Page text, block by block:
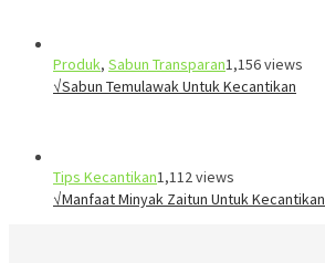
Produk, Sabun Transparan1,156 views
√Sabun Temulawak Untuk Kecantikan
Tips Kecantikan1,112 views
√Manfaat Minyak Zaitun Untuk Kecantikan